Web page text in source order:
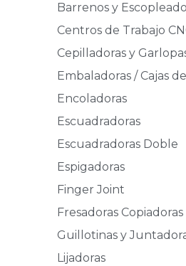
Barrenos y
Centros de Trabajo
Cepilladoras y
Embaladoras / Cajas
Encoladoras
Escuadradoras
Escuadradoras Doble
Espigadoras
Finger Joint
Fresadoras Copiadoras
Guillotinas y
Lijadoras